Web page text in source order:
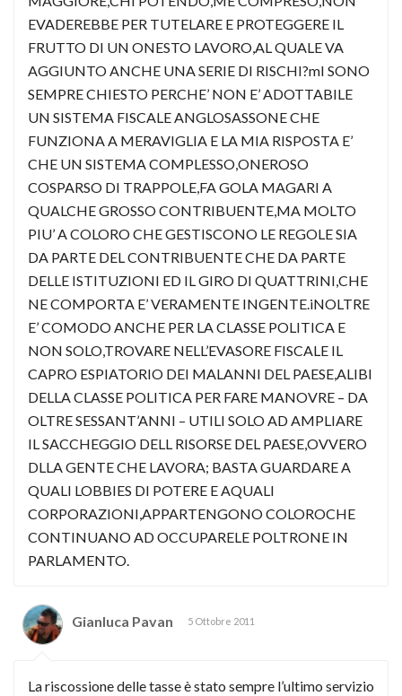
EVADEREBBE PER TUTELARE E PROTEGGERE IL
FRUTTO DI UN ONESTO LAVORO,AL QUALE VA
AGGIUNTO ANCHE UNA SERIE DI RISCHI?mI SONO
SEMPRE CHIESTO PERCHE’ NON E’ ADOTTABILE
UN SISTEMA FISCALE ANGLOSASSONE CHE
FUNZIONA A MERAVIGLIA E LA MIA RISPOSTA E’
CHE UN SISTEMA COMPLESSO,ONEROSO
COSPARSO DI TRAPPOLE,FA GOLA MAGARI A
QUALCHE GROSSO CONTRIBUENTE,MA MOLTO
PIU’ A COLORO CHE GESTISCONO LE REGOLE SIA
DA PARTE DEL CONTRIBUENTE CHE DA PARTE
DELLE ISTITUZIONI ED IL GIRO DI QUATTRINI,CHE
NE COMPORTA E’ VERAMENTE INGENTE.iNOLTRE
E’ COMODO ANCHE PER LA CLASSE POLITICA E
NON SOLO,TROVARE NELL’EVASORE FISCALE IL
CAPRO ESPIATORIO DEI MALANNI DEL PAESE,ALIBI
DELLA CLASSE POLITICA PER FARE MANOVRE – DA
OLTRE SESSANT’ANNI – UTILI SOLO AD AMPLIARE
IL SACCHEGGIO DELL RISORSE DEL PAESE,OVVERO
DLLA GENTE CHE LAVORA; BASTA GUARDARE A
QUALI LOBBIES DI POTERE E AQUALI
CORPORAZIONI,APPARTENGONO COLOROCHE
CONTINUANO AD OCCUPARELE POLTRONE IN
PARLAMENTO.
Gianluca Pavan 5 Ottobre 2011
La riscossione delle tasse è stato sempre l’ultimo servizio